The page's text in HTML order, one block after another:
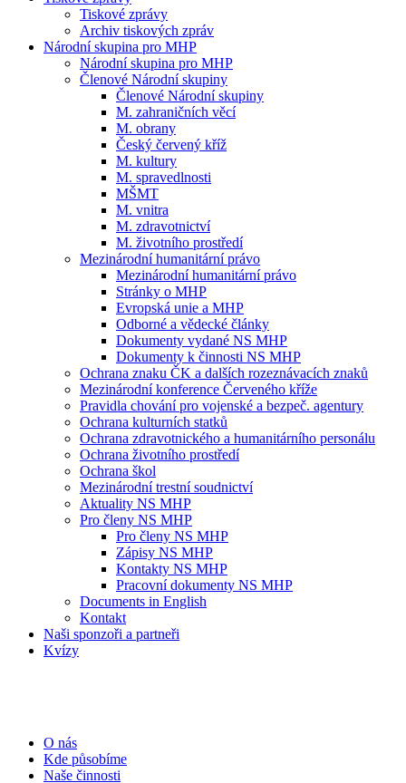
Tiskové zprávy
Archiv tiskových zpráv
Národní skupina pro MHP
Národní skupina pro MHP
Členové Národní skupiny
Členové Národní skupiny
M. zahraničních věcí
M. obrany
Český červený kříž
M. kultury
M. spravedlnosti
MŠMT
M. vnitra
M. zdravotnictví
M. životního prostředí
Mezinárodní humanitární právo
Mezinárodní humanitární právo
Stránky o MHP
Evropská unie a MHP
Odborné a vědecké články
Dokumenty vydané NS MHP
Dokumenty k činnosti NS MHP
Ochrana znaku ČK a dalších rozeznávacích znaků
Mezinárodní konference Červeného kříže
Pravidla chování pro vojenské a bezpeč. agentury
Ochrana kulturních statků
Ochrana zdravotnického a humanitárního personálu
Ochrana životního prostředí
Ochrana škol
Mezinárodní trestní soudnictví
Aktuality NS MHP
Pro členy NS MHP
Pro členy NS MHP
Zápisy NS MHP
Kontakty NS MHP
Pracovní dokumenty NS MHP
Documents in English
Kontakt
Naši sponzoři a partneři
Kvízy
O nás
Kde působíme
Naše činnosti